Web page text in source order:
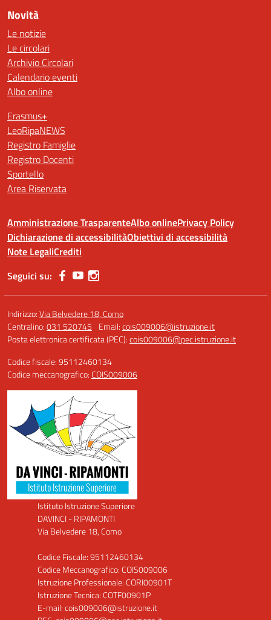
Novità
Le notizie
Le circolari
Archivio Circolari
Calendario eventi
Albo online
Erasmus+
LeoRipaNEWS
Registro Famiglie
Registro Docenti
Sportello
Area Riservata
Amministrazione TrasparenteAlbo onlinePrivacy Policy
Dichiarazione di accessibilitàObiettivi di accessibilità
Note LegaliCrediti
Seguici su:
Indirizzo:Via Belvedere 18, Como
Centralino:031 520745 Email:cois009006@istruzione.it
Posta elettronica certificata (PEC):cois009006@pec.istruzione.it
Codice fiscale: 95112460134
Codice meccanografico: COIS009006
Istituto Istruzione Superiore
DAVINCI - RIPAMONTI
Via Belvedere 18, Como
Codice Fiscale: 95112460134
Codice Meccanografico: COIS009006
Istruzione Professionale: CORI00901T
Istruzione Tecnica: COTF00901P
E-mail: cois009006@istruzione.it